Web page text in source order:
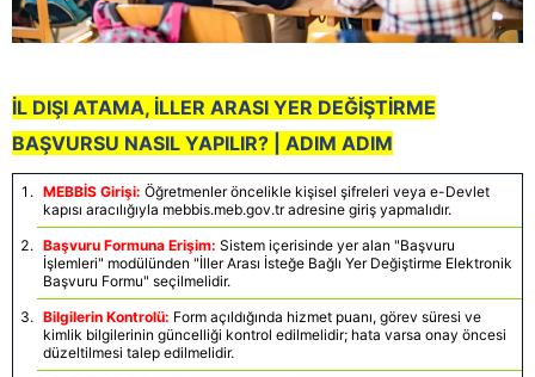
İL DIŞI ATAMA, İLLER ARASI YER DEĞİŞTİRME
BAŞVURSU NASIL YAPILIR? | ADIM ADIM
MEBBİS Girişi: Öğretmenler öncelikle kişisel şifreleri veya e-Devlet
kapısı aracılığıyla mebbis.meb.gov.tr adresine giriş yapmalıdır.
Başvuru Formuna Erişim: Sistem içerisinde yer alan "Başvuru
İşlemleri" modülünden "İller Arası İsteğe Bağlı Yer Değiştirme Elektronik
Başvuru Formu" seçilmelidir.
Bilgilerin Kontrolü: Form açıldığında hizmet puanı, görev süresi ve
kimlik bilgilerinin güncelliği kontrol edilmelidir; hata varsa onay öncesi
düzeltilmesi talep edilmelidir.